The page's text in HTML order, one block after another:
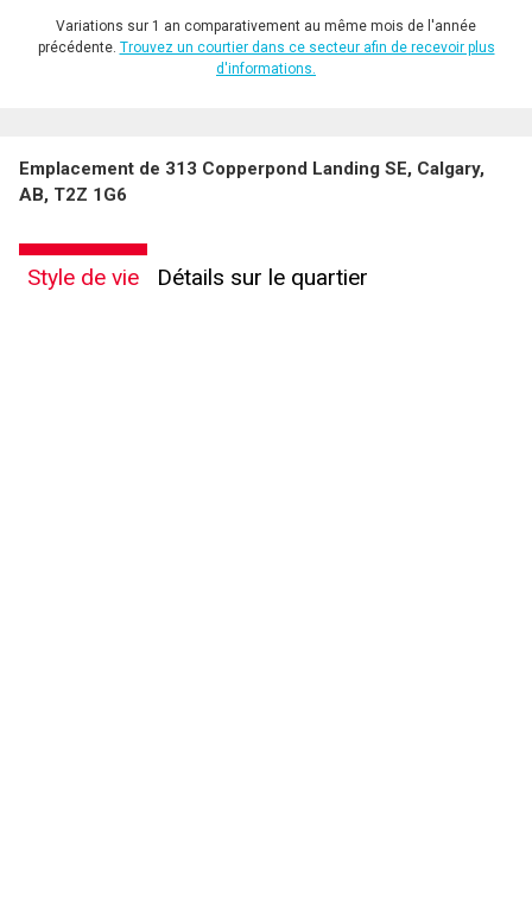
Variations sur 1 an comparativement au même mois de l'année
précédente. Trouvez un courtier dans ce secteur afin de recevoir plus
d'informations.
Emplacement de 313 Copperpond Landing SE, Calgary,
AB, T2Z 1G6
Style de vie Détails sur le quartier